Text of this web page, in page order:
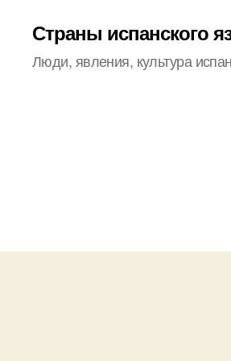
Страны испанского
Люди, явления, культура